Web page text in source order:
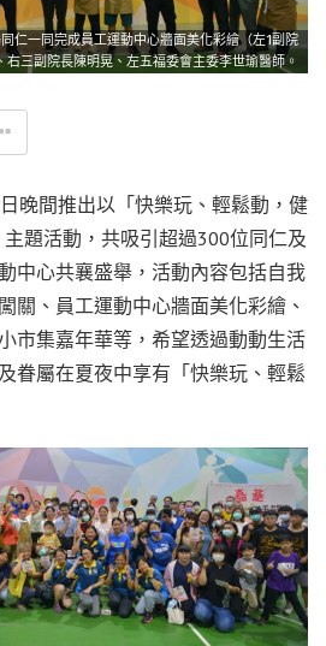
仁一同完成員工運動中心牆面美化彩繪（左1副院
三副院長陳明晃、左五福委會主委李世瑜醫師。
晚間推出以「快樂玩、輕鬆動，健
題活動，共吸引超過300位同仁及
中心共襄盛舉，活動內容包括自我
關、員工運動中心牆面美化彩繪、
市集嘉年華等，希望透過動動生活
眷屬在夏夜中享有「快樂玩、輕鬆